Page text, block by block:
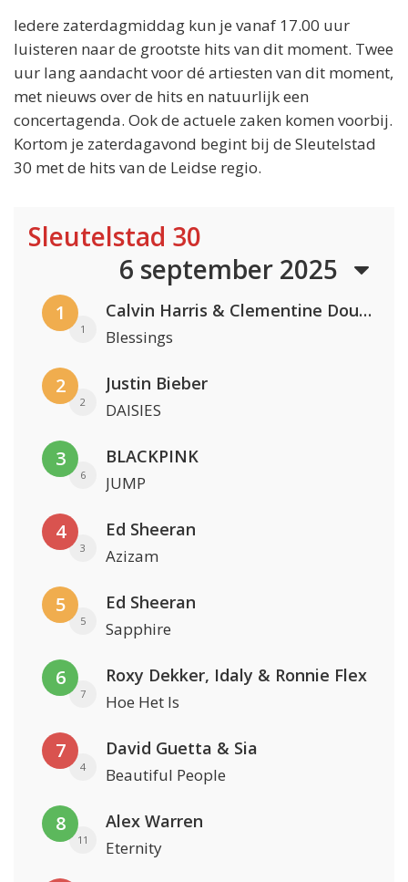
Iedere zaterdagmiddag kun je vanaf 17.00 uur
luisteren naar de grootste hits van dit moment. Twee
uur lang aandacht voor dé artiesten van dit moment,
met nieuws over de hits en natuurlijk een
concertagenda. Ook de actuele zaken komen voorbij.
Kortom je zaterdagavond begint bij de Sleutelstad
30 met de hits van de Leidse regio.
Sleutelstad 30
6 september 2025
1
1
Calvin Harris & Clementine Douglas
Blessings
2
2
Justin Bieber
DAISIES
3
6
BLACKPINK
JUMP
4
3
Ed Sheeran
Azizam
5
5
Ed Sheeran
Sapphire
6
7
Roxy Dekker, Idaly & Ronnie Flex
Hoe Het Is
7
4
David Guetta & Sia
Beautiful People
8
11
Alex Warren
Eternity